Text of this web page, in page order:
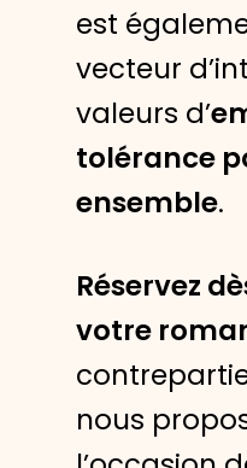
est
vecteur
valeurs d’
tolérance
ensemble.
Réservez
votre
nous